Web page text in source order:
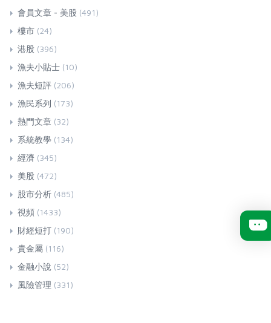
會員文章 - 美股 (491)
樓市 (24)
港股 (396)
漁夫小貼士 (10)
漁夫短評 (206)
漁民系列 (173)
熱門文章 (32)
系統教學 (134)
經濟 (345)
美股 (472)
股市分析 (485)
視頻 (1433)
財經短打 (190)
貴金屬 (116)
金融小說 (52)
風險管理 (331)